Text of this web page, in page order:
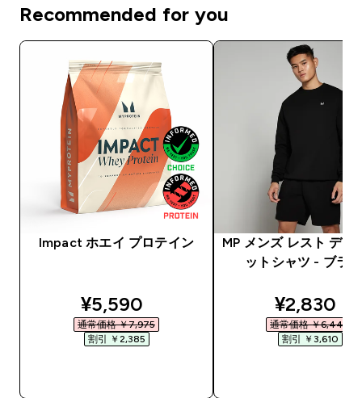
Recommended for you
Impact ホエイ プロテイン
discounted price
¥5,590‎
通常価格 ￥7,975‎
割引 ￥2,385‎
MP メンズ レスト デー
ットシャツ - ブラ
¥2,830‎
通常価格 ￥6,440‎
割引 ￥3,610‎